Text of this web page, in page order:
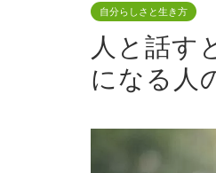
自分らしさと生き方
人と話す
になる人